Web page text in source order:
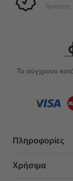
Άριστης
Το σύγχρονο
Πληροφορίες
Χρήσιμα